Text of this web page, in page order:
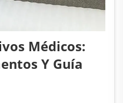
Médicos:
Y Guía